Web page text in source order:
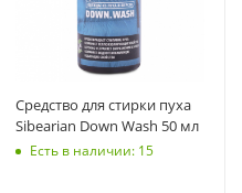
Средство для стирки пуха
Sibearian Down Wash 50 мл
Есть в наличии: 15